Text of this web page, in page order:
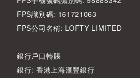
FPS識別碼: 161721063
FPS公司名稱: LOFTY LIMITED
銀行戶口轉賬
銀行: 香港上海滙豐銀行